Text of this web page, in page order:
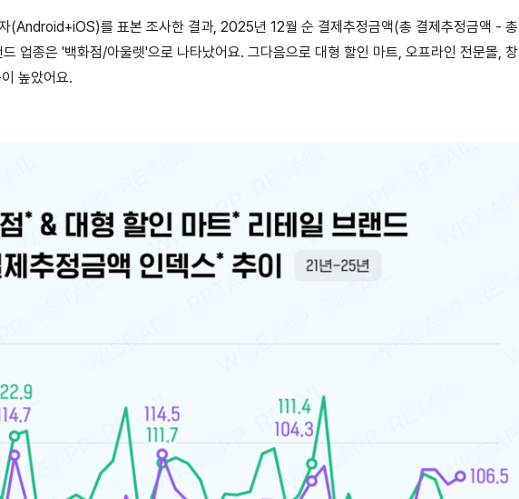
(Android+iOS)를 표본 조사한 결과, 2025년 12월 순 결제추정금액(총 결제추정금액 - 총
업종은 '백화점/아울렛'으로 나타났어요. 그다음으로 대형 할인 마트, 오프라인 전문몰, 창
높았어요.